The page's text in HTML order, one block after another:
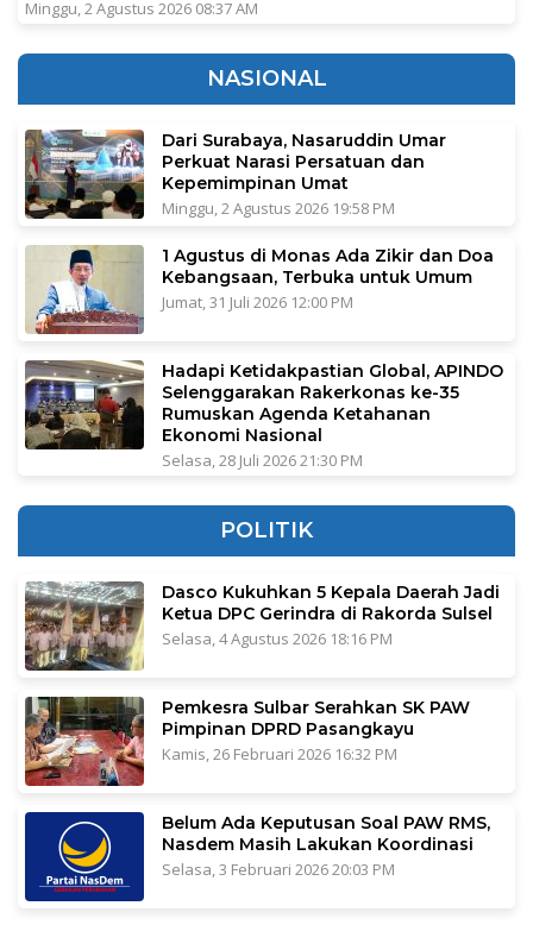
Minggu, 2 Agustus 2026 08:37 AM
NASIONAL
Dari Surabaya, Nasaruddin Umar
Perkuat Narasi Persatuan dan
Kepemimpinan Umat
Minggu, 2 Agustus 2026 19:58 PM
1 Agustus di Monas Ada Zikir dan Doa
Kebangsaan, Terbuka untuk Umum
Jumat, 31 Juli 2026 12:00 PM
Hadapi Ketidakpastian Global, APINDO
Selenggarakan Rakerkonas ke-35
Rumuskan Agenda Ketahanan
Ekonomi Nasional
Selasa, 28 Juli 2026 21:30 PM
POLITIK
Dasco Kukuhkan 5 Kepala Daerah Jadi
Ketua DPC Gerindra di Rakorda Sulsel
Selasa, 4 Agustus 2026 18:16 PM
Pemkesra Sulbar Serahkan SK PAW
Pimpinan DPRD Pasangkayu
Kamis, 26 Februari 2026 16:32 PM
Belum Ada Keputusan Soal PAW RMS,
Nasdem Masih Lakukan Koordinasi
Selasa, 3 Februari 2026 20:03 PM